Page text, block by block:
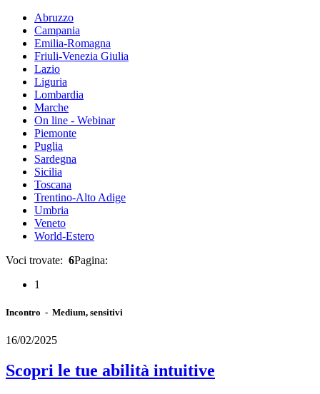
Abruzzo
Campania
Emilia-Romagna
Friuli-Venezia Giulia
Lazio
Liguria
Lombardia
Marche
On line - Webinar
Piemonte
Puglia
Sardegna
Sicilia
Toscana
Trentino-Alto Adige
Umbria
Veneto
World-Estero
Voci trovate: 6Pagina:
1
Incontro - Medium, sensitivi
16/02/2025
Scopri le tue abilità intuitive